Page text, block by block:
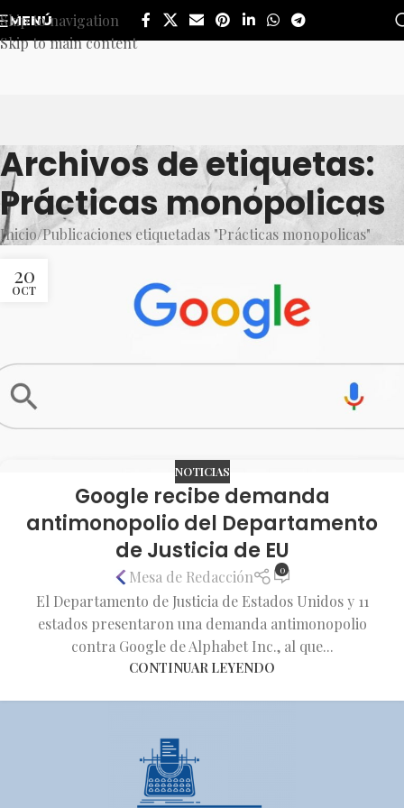
Skip to navigation
Skip to main content
MENÚ
Archivos de etiquetas:
Prácticas monopolicas
Inicio Publicaciones etiquetadas "Prácticas monopolicas"
20
OCT
NOTICIAS
Google recibe demanda
antimonopolio del Departamento
de Justicia de EU
Mesa de Redacción 0
El Departamento de Justicia de Estados Unidos y 11
estados presentaron una demanda antimonopolio
contra Google de Alphabet Inc., al que...
CONTINUAR LEYENDO